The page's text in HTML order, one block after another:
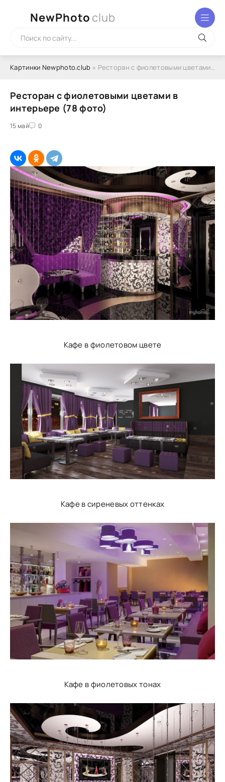
NewPhoto club
Картинки Newphoto.club » Ресторан с фиолетовыми цветами в интерьере (78 фото)
Ресторан с фиолетовыми цветами в
интерьере (78 фото)
15 май 0
Кафе в фиолетовом цвете
Кафе в сиреневых оттенках
Кафе в фиолетовых тонах